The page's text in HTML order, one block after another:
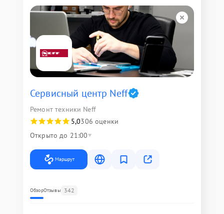
Сервисный центр Neff
Ремонт техники Neff
5,0306 оценки
Открыто до 21:00
Маршрут
ОбзорОтзывы 342